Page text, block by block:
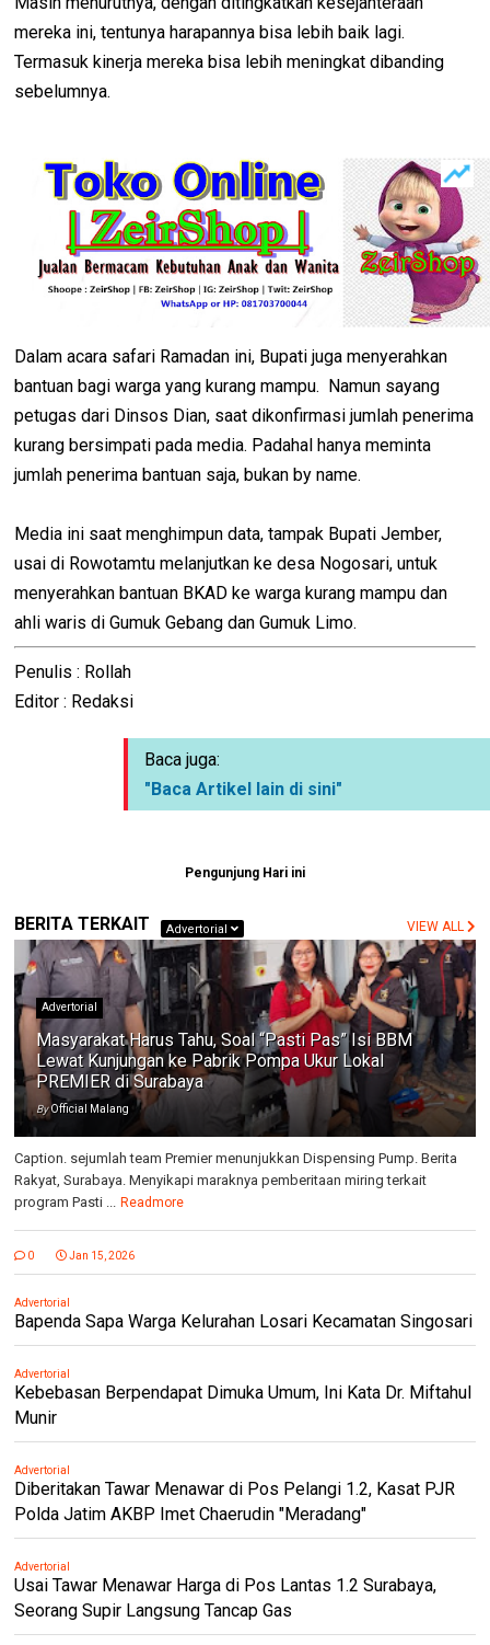
mereka ini, tentunya harapannya bisa lebih baik lagi.
Termasuk kinerja mereka bisa lebih meningkat dibanding
sebelumnya.
Dalam acara safari Ramadan ini, Bupati juga menyerahkan
bantuan bagi warga yang kurang mampu. Namun sayang
petugas dari Dinsos Dian, saat dikonfirmasi jumlah penerima
kurang bersimpati pada media. Padahal hanya meminta
jumlah penerima bantuan saja, bukan by name.
Media ini saat menghimpun data, tampak Bupati Jember,
usai di Rowotamtu melanjutkan ke desa Nogosari, untuk
menyerahkan bantuan BKAD ke warga kurang mampu dan
ahli waris di Gumuk Gebang dan Gumuk Limo.
Penulis : Rollah
Editor : Redaksi
Baca juga:
"Baca Artikel lain di sini"
Pengunjung Hari ini
BERITA TERKAIT Advertorial VIEW ALL
Advertorial
Masyarakat Harus Tahu, Soal “Pasti Pas” Isi BBM
Lewat Kunjungan ke Pabrik Pompa Ukur Lokal
PREMIER di Surabaya
ByOfficial Malang
Caption. sejumlah team Premier menunjukkan Dispensing Pump. Berita
Rakyat, Surabaya. Menyikapi maraknya pemberitaan miring terkait
program Pasti ...
Readmore
0 Jan 15, 2026
Advertorial
Bapenda Sapa Warga Kelurahan Losari Kecamatan Singosari
Advertorial
Kebebasan Berpendapat Dimuka Umum, Ini Kata Dr. Miftahul
Munir
Advertorial
Diberitakan Tawar Menawar di Pos Pelangi 1.2, Kasat PJR
Polda Jatim AKBP Imet Chaerudin "Meradang"
Advertorial
Usai Tawar Menawar Harga di Pos Lantas 1.2 Surabaya,
Seorang Supir Langsung Tancap Gas